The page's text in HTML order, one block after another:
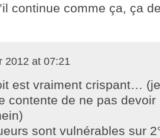
continue comme ça, ça
2012 at 07:21
est vraiment crispant…
contente de ne pas devoir
sont vulnérables sur